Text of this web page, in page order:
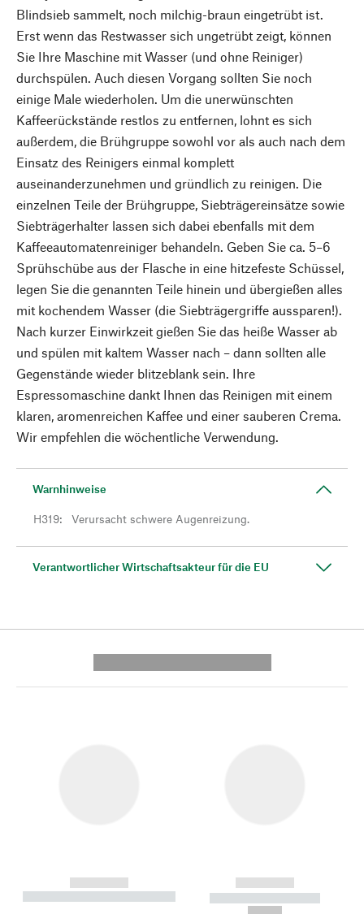
Blindsieb sammelt, noch milchig-braun eingetrübt ist.
Erst wenn das Restwasser sich ungetrübt zeigt, können
Sie Ihre Maschine mit Wasser (und ohne Reiniger)
durchspülen. Auch diesen Vorgang sollten Sie noch
einige Male wiederholen. Um die unerwünschten
Kaffeerückstände restlos zu entfernen, lohnt es sich
außerdem, die Brühgruppe sowohl vor als auch nach dem
Einsatz des Reinigers einmal komplett
auseinanderzunehmen und gründlich zu reinigen. Die
einzelnen Teile der Brühgruppe, Siebträgereinsätze sowie
Siebträgerhalter lassen sich dabei ebenfalls mit dem
Kaffeeautomatenreiniger behandeln. Geben Sie ca. 5–6
Sprühschübe aus der Flasche in eine hitzefeste Schüssel,
legen Sie die genannten Teile hinein und übergießen alles
mit kochendem Wasser (die Siebträgergriffe aussparen!).
Nach kurzer Einwirkzeit gießen Sie das heiße Wasser ab
und spülen mit kaltem Wasser nach – dann sollten alle
Gegenstände wieder blitzeblank sein. Ihre
Espressomaschine dankt Ihnen das Reinigen mit einem
klaren, aromenreichen Kaffee und einer sauberen Crema.
Wir empfehlen die wöchentliche Verwendung.
Warnhinweise
H319: Verursacht schwere Augenreizung.
Verantwortlicher Wirtschaftsakteur für die EU
------------
----------- ----------- --------
------------
----------- -----------